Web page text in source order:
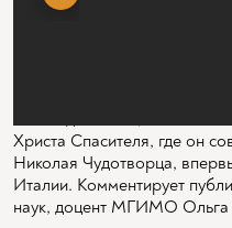
пришедшие к нам из
Христа Спасителя, где он
Николая Чудотворца,
Италии. Комментирует
наук, доцент МГИМО Ольга